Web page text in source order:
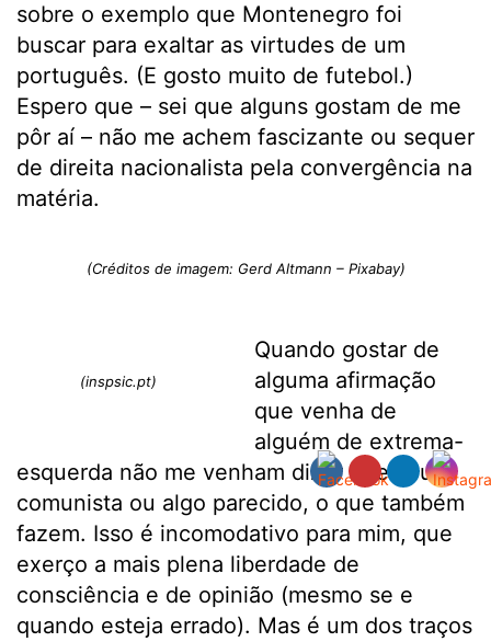
sobre o exemplo que Montenegro foi
buscar para exaltar as virtudes de um
português. (E gosto muito de futebol.)
Espero que – sei que alguns gostam de me
pôr aí – não me achem fascizante ou sequer
de direita nacionalista pela convergência na
matéria.
(Créditos de imagem: Gerd Altmann – Pixabay)
(inspsic.pt)
Quando gostar de
alguma afirmação
que venha de
alguém de extrema-
esquerda não me venham dizer que sou
comunista ou algo parecido, o que também
fazem. Isso é incomodativo para mim, que
exerço a mais plena liberdade de
consciência e de opinião (mesmo se e
quando esteja errado). Mas é um dos traços